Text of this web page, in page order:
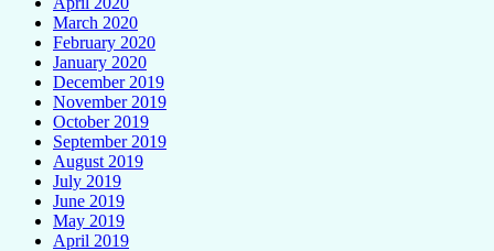
March 2020
February 2020
January 2020
December 2019
November 2019
October 2019
September 2019
August 2019
July 2019
June 2019
May 2019
April 2019